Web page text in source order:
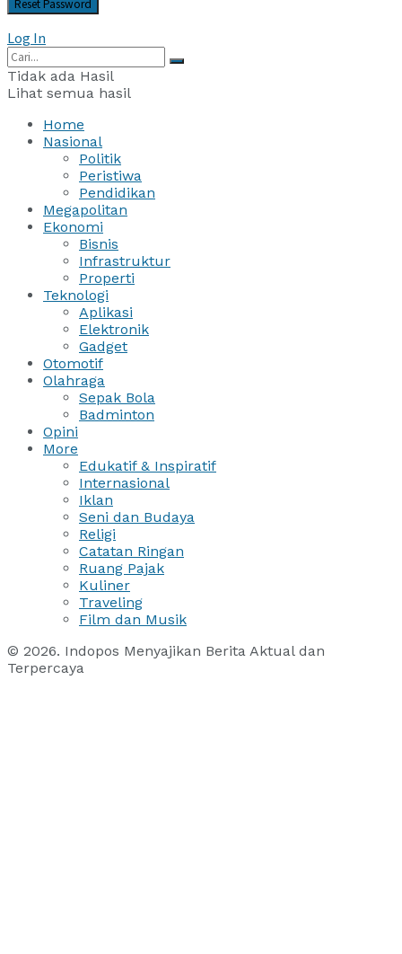
Log In
Tidak ada Hasil
Lihat semua hasil
Home
Nasional
Politik
Peristiwa
Pendidikan
Megapolitan
Ekonomi
Bisnis
Infrastruktur
Properti
Teknologi
Aplikasi
Elektronik
Gadget
Otomotif
Olahraga
Sepak Bola
Badminton
Opini
More
Edukatif & Inspiratif
Internasional
Iklan
Seni dan Budaya
Religi
Catatan Ringan
Ruang Pajak
Kuliner
Traveling
Film dan Musik
© 2026. Indopos Menyajikan Berita Aktual dan
Terpercaya